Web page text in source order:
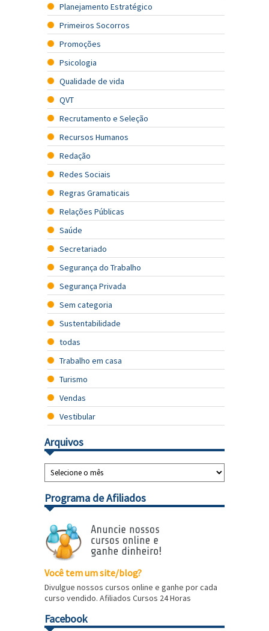
Planejamento Estratégico
Primeiros Socorros
Promoções
Psicologia
Qualidade de vida
QVT
Recrutamento e Seleção
Recursos Humanos
Redação
Redes Sociais
Regras Gramaticais
Relações Públicas
Saúde
Secretariado
Segurança do Trabalho
Segurança Privada
Sem categoria
Sustentabilidade
todas
Trabalho em casa
Turismo
Vendas
Vestibular
Arquivos
Programa de Afiliados
Você tem um site/blog?
Divulgue nossos cursos online e ganhe por cada
curso vendido. Afiliados Cursos 24 Horas
Facebook